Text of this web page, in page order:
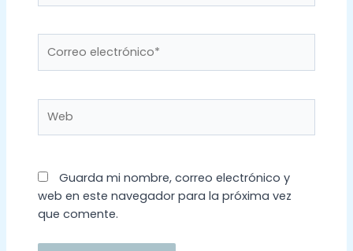
electrónico*
Guarda mi nombre, correo electrónico y
web en este navegador para la próxima vez
que comente.